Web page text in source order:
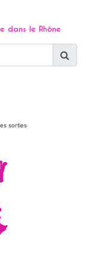
dans le Rhône
sorties